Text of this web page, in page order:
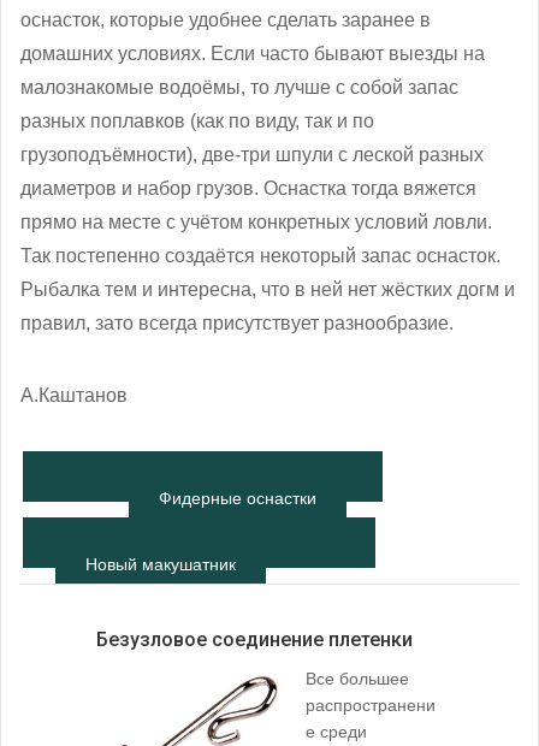
оснасток, которые удобнее сделать заранее в
домашних условиях. Если часто бывают выезды на
малознакомые водоёмы, то лучше с собой запас
разных поплавков (как по виду, так и по
грузоподъёмности), две-три шпули с леской разных
диаметров и набор грузов. Оснастка тогда вяжется
прямо на месте с учётом конкретных условий ловли.
Так постепенно создаётся некоторый запас оснасток.
Рыбалка тем и интересна, что в ней нет жёстких догм и
правил, зато всегда присутствует разнообразие.
А.Каштанов
Фидерные оснастки
Новый макушатник
Безузловое соединение плетенки
Все большее
распространени
е среди